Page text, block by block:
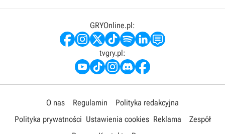
GRYOnline.pl:
tvgry.pl:
O nas Regulamin
Polityka redakcyjna
Polityka prywatności Ustawienia cookies Reklama
Zespół